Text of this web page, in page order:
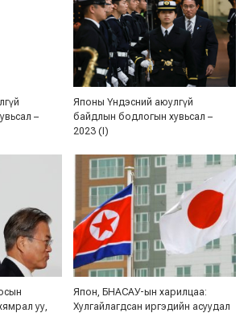
–
Японы Үндэсний аюулгүй
байдлын бодлогын хувьсал –
2023 (I)
уу,
Япон, БНАСАУ-ын харилцаа:
Хулгайлагдсан иргэдийн асуудал